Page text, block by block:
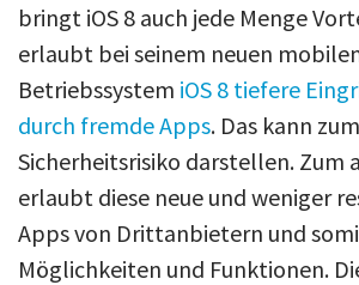
bringt iOS 8 auch jede Menge
erlaubt bei seinem neuen
Betriebssystem iOS 8 tiefere
durch fremde Apps. Das kann
Sicherheitsrisiko darstellen. Zum
erlaubt diese neue und weniger
Apps von Drittanbietern und
Möglichkeiten und Funktionen.